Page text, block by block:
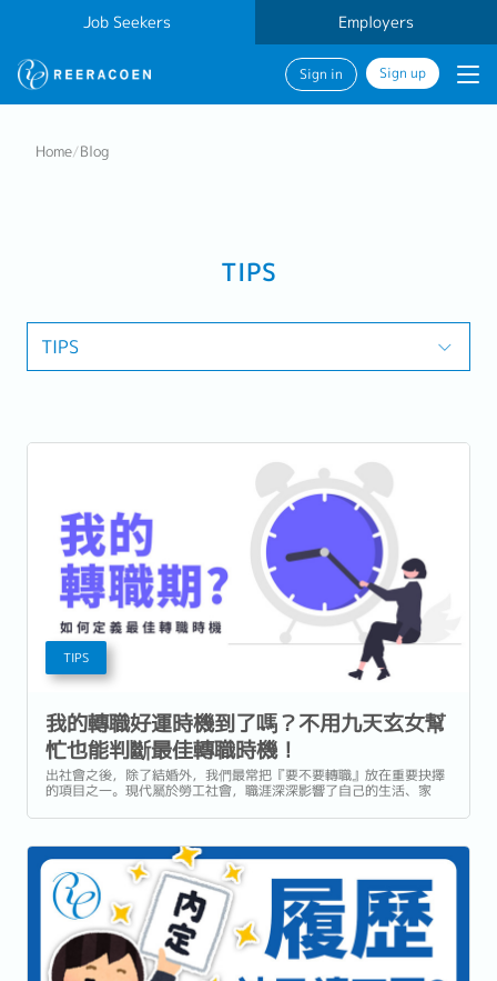
Job Seekers Employers
Sign in Sign up
Home/Blog
TIPS
TIPS
TIPS
我的轉職好運時機到了嗎？不用九天玄女幫
忙也能判斷最佳轉職時機！
出社會之後，除了結婚外，我們最常把『要不要轉職』放在重要抉擇
的項目之一。現代屬於勞工社會，職涯深深影響了自己的生活、家
年？等年底好了？等領年終再說？ 看了看當年或本月星座運勢，算了